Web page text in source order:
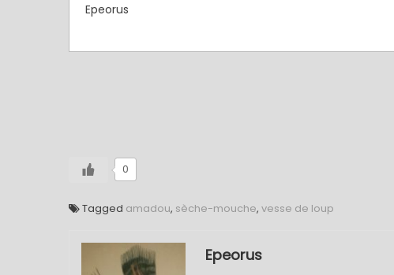
Epeorus
0
Tagged amadou, sèche-mouche, vesse de loup
Epeorus